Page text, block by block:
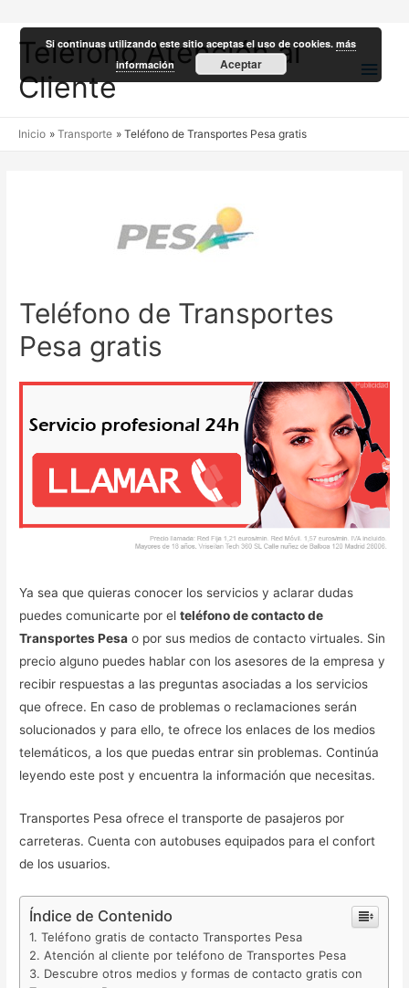
Teléfono Atención al
Cliente
Inicio Transporte Teléfono de Transportes Pesa gratis
Teléfono de Transportes
Pesa gratis
Ya sea que quieras conocer los servicios y aclarar dudas
puedes comunicarte por elteléfono de contacto de
Transportes Pesa o por sus medios de contacto virtuales. Sin
precio alguno puedes hablar con los asesores de la empresa y
recibir respuestas a las preguntas asociadas a los servicios
que ofrece. En caso de problemas o reclamaciones serán
solucionados y para ello, te ofrece los enlaces de los medios
telemáticos, a los que puedas entrar sin problemas. Continúa
leyendo este post y encuentra la información que necesitas.
Transportes Pesa ofrece el transporte de pasajeros por
carreteras. Cuenta con autobuses equipados para el confort
de los usuarios.
Índice de Contenido
Teléfono gratis de contacto Transportes Pesa
Atención al cliente por teléfono de Transportes Pesa
Descubre otros medios y formas de contacto gratis con
Si continuas utilizando este sitio aceptas el uso de cookies.más
información
Aceptar